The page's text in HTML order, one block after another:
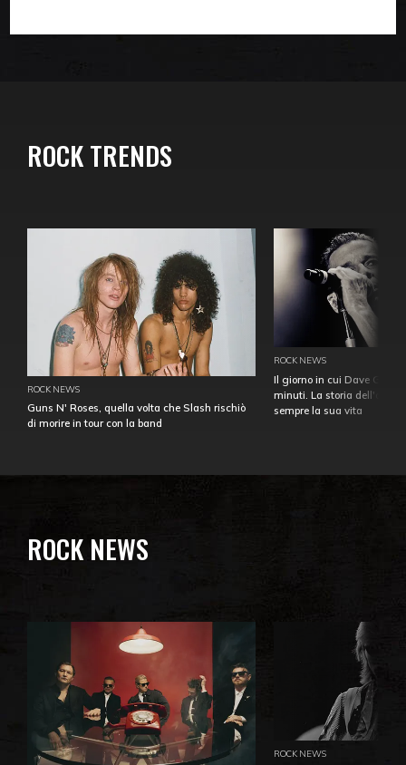
ROCK TRENDS
ROCK NEWS
Guns N' Roses, quella volta che Slash rischiò
di morire in tour con la band
ROCK NEWS
Il giorno in cui Dave
minuti. La storia
sempre la sua vita
ROCK NEWS
ROCK NEWS